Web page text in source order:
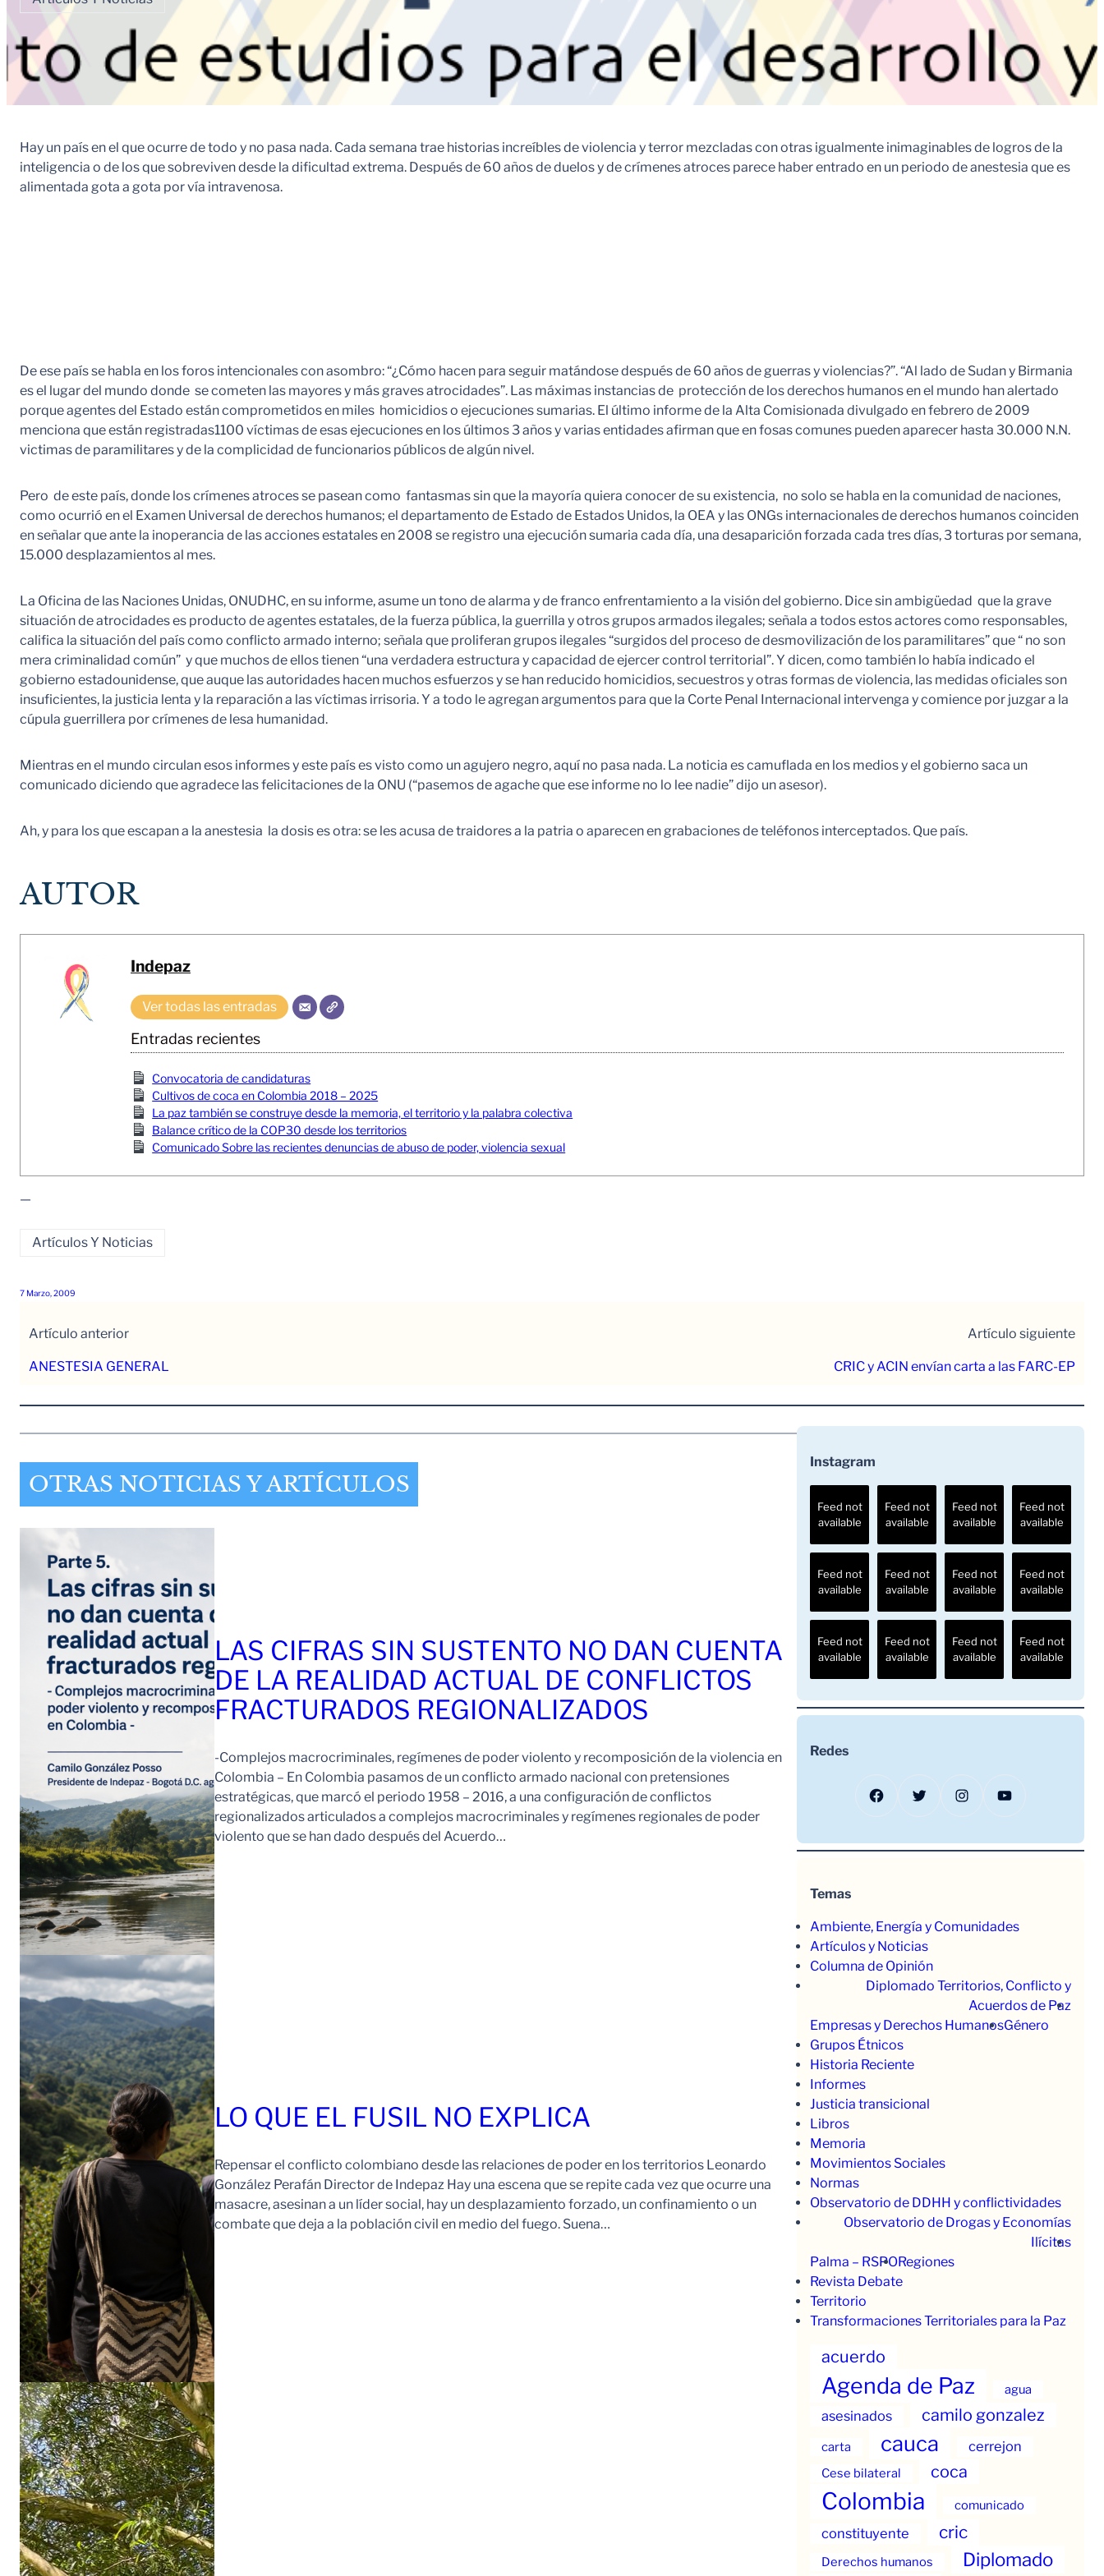
Hay un país en el que ocurre de todo y no pasa nada. Cada semana trae historias increíbles de violencia y terror mezcladas con otras igualmente inimaginables de logros de la
inteligencia o de los que sobreviven desde la dificultad extrema. Después de 60 años de duelos y de crímenes atroces parece haber entrado en un periodo de anestesia que es
alimentada gota a gota por vía intravenosa.
De ese país se habla en los foros intencionales con asombro: “¿Cómo hacen para seguir matándose después de 60 años de guerras y violencias?”. “Al lado de Sudan y Birmania
es el lugar del mundo donde se cometen las mayores y más graves atrocidades”. Las máximas instancias de protección de los derechos humanos en el mundo han alertado
porque agentes del Estado están comprometidos en miles homicidios o ejecuciones sumarias. El último informe de la Alta Comisionada divulgado en febrero de 2009
menciona que están registradas1100 víctimas de esas ejecuciones en los últimos 3 años y varias entidades afirman que en fosas comunes pueden aparecer hasta 30.000 N.N.
victimas de paramilitares y de la complicidad de funcionarios públicos de algún nivel.
Pero de este país, donde los crímenes atroces se pasean como fantasmas sin que la mayoría quiera conocer de su existencia, no solo se habla en la comunidad de naciones,
como ocurrió en el Examen Universal de derechos humanos; el departamento de Estado de Estados Unidos, la OEA y las ONGs internacionales de derechos humanos coinciden
en señalar que ante la inoperancia de las acciones estatales en 2008 se registro una ejecución sumaria cada día, una desaparición forzada cada tres días, 3 torturas por semana,
15.000 desplazamientos al mes.
La Oficina de las Naciones Unidas, ONUDHC, en su informe, asume un tono de alarma y de franco enfrentamiento a la visión del gobierno. Dice sin ambigüedad que la grave
situación de atrocidades es producto de agentes estatales, de la fuerza pública, la guerrilla y otros grupos armados ilegales; señala a todos estos actores como responsables,
califica la situación del país como conflicto armado interno; señala que proliferan grupos ilegales “surgidos del proceso de desmovilización de los paramilitares” que “ no son
mera criminalidad común” y que muchos de ellos tienen “una verdadera estructura y capacidad de ejercer control territorial”. Y dicen, como también lo había indicado el
gobierno estadounidense, que auque las autoridades hacen muchos esfuerzos y se han reducido homicidios, secuestros y otras formas de violencia, las medidas oficiales son
insuficientes, la justicia lenta y la reparación a las víctimas irrisoria. Y a todo le agregan argumentos para que la Corte Penal Internacional intervenga y comience por juzgar a la
cúpula guerrillera por crímenes de lesa humanidad.
Mientras en el mundo circulan esos informes y este país es visto como un agujero negro, aquí no pasa nada. La noticia es camuflada en los medios y el gobierno saca un
comunicado diciendo que agradece las felicitaciones de la ONU (“pasemos de agache que ese informe no lo lee nadie” dijo un asesor).
Ah, y para los que escapan a la anestesia la dosis es otra: se les acusa de traidores a la patria o aparecen en grabaciones de teléfonos interceptados. Que país.
AUTOR
Indepaz
Ver todas las entradas
Entradas recientes
Convocatoria de candidaturas
Cultivos de coca en Colombia 2018 – 2025
La paz también se construye desde la memoria, el territorio y la palabra colectiva
Balance crítico de la COP30 desde los territorios
Comunicado Sobre las recientes denuncias de abuso de poder, violencia sexual
—
Artículos Y Noticias
7 Marzo, 2009
Artículo anterior
ANESTESIA GENERAL
Artículo siguiente
CRIC y ACIN envían carta a las FARC-EP
OTRAS NOTICIAS Y ARTÍCULOS
LAS CIFRAS SIN SUSTENTO NO DAN CUENTA
DE LA REALIDAD ACTUAL DE CONFLICTOS
FRACTURADOS REGIONALIZADOS
-Complejos macrocriminales, regímenes de poder violento y recomposición de la violencia en
Colombia – En Colombia pasamos de un conflicto armado nacional con pretensiones
estratégicas, que marcó el periodo 1958 – 2016, a una configuración de conflictos
regionalizados articulados a complejos macrocriminales y regímenes regionales de poder
violento que se han dado después del Acuerdo…
LO QUE EL FUSIL NO EXPLICA
Repensar el conflicto colombiano desde las relaciones de poder en los territorios Leonardo
González Perafán Director de Indepaz Hay una escena que se repite cada vez que ocurre una
masacre, asesinan a un líder social, hay un desplazamiento forzado, un confinamiento o un
combate que deja a la población civil en medio del fuego. Suena…
Instagram
Feed not
available
Feed not
available
Feed not
available
Feed not
available
Feed not
available
Feed not
available
Feed not
available
Feed not
available
Feed not
available
Feed not
available
Feed not
available
Feed not
available
Redes
Facebook Twitter Instagram YouTube
Temas
Ambiente, Energía y Comunidades
Artículos y Noticias
Columna de Opinión
Diplomado Territorios, Conflicto y
Acuerdos de Paz
Empresas y Derechos HumanosGénero
Grupos Étnicos
Historia Reciente
Informes
Justicia transicional
Libros
Memoria
Movimientos Sociales
Normas
Observatorio de DDHH y conflictividades
Observatorio de Drogas y Economías
Ilícitas
Palma – RSPORegiones
Revista Debate
Territorio
Transformaciones Territoriales para la Paz
acuerdo
Agenda de Paz agua
asesinados camilo gonzalez
carta cauca cerrejon
Cese bilateral coca
Colombia comunicado
constituyente cric
Derechos humanos Diplomado